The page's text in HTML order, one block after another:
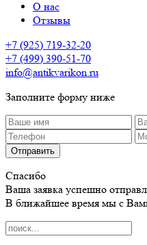
О нас
Отзывы
+7 (925) 719-32-20
+7 (499) 390-51-70
info@antikvarikon.ru
Заполните форму ниже
Отправить
Спасибо
Ваша заявка успешно
В ближайшее время мы с